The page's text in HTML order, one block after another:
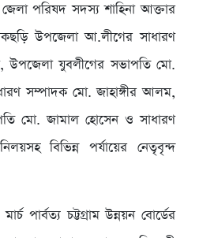
জেলা পরিষদ সদস্য শাহিনা আক্তার
উপজেলা আ.লীগের সাধারণ
উপজেলা যুবলীগের সভাপতি মো.
সম্পাদক মো. জাহাঙ্গীর আলম,
মো. জামাল হোসেন ও সাধারণ
বিভিন্ন পর্যায়ের নেতৃবৃন্দ
পার্বত্য চট্টগ্রাম উন্নয়ন বোর্ডের